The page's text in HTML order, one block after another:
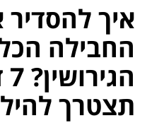
איך
החבילה
תצטרך